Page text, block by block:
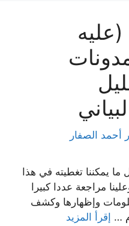
(عليه
أحمد الصفار
ما يمكننا تغطيته في هذا
مراجعة عددا كبيرا
وإظهارها وكشف
… إقرأ المزيد